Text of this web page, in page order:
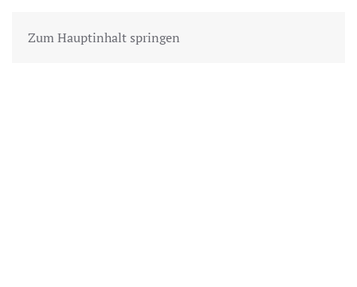
Zum Hauptinhalt springen